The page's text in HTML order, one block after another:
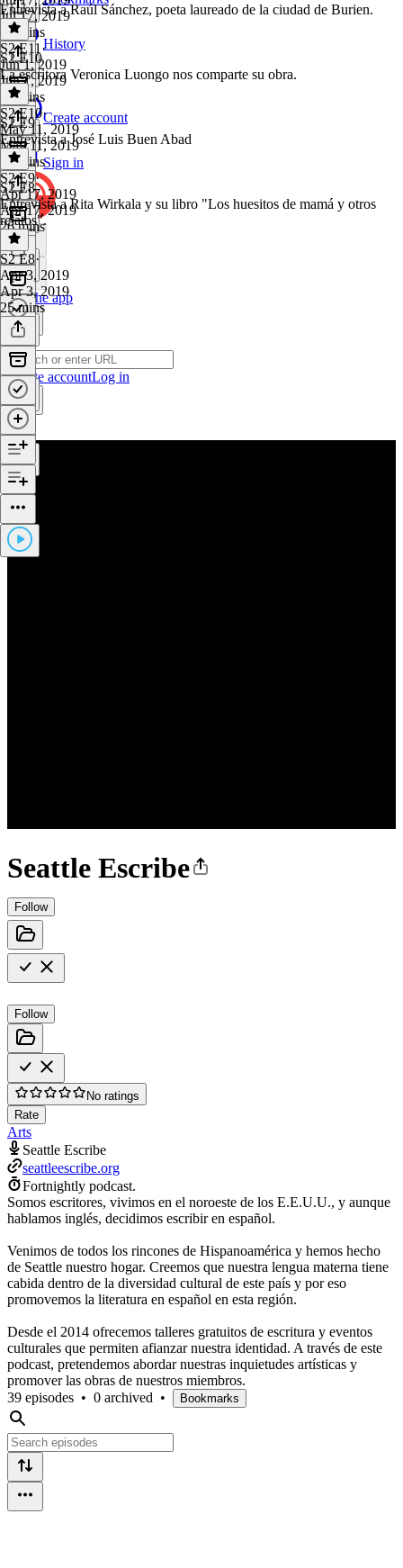
History
Create account
Sign in
Get the app
Create accountLog in
Seattle Escribe
Follow
Follow
No ratings
Rate
Arts
Seattle Escribe
seattleescribe.org
Fortnightly podcast.
Somos escritores, vivimos en el noroeste de los E.E.U.U., y aunque
hablamos inglés, decidimos escribir en español.
Venimos de todos los rincones de Hispanoamérica y hemos hecho
de Seattle nuestro hogar. Creemos que nuestra lengua materna tiene
cabida dentro de la diversidad cultural de este país y por eso
promovemos la literatura en español en esta región.
Desde el 2014 ofrecemos talleres gratuitos de escritura y eventos
culturales que permiten afianzar nuestra identidad. A través de este
podcast, pretendemos abordar nuestras inquietudes artísticas y
promover las obras de nuestros miembros.
39 episodes • 0 archived • Bookmarks
Jul 17, 2019
27 mins
Entrevista a Raúl Sánchez, poeta laureado de la ciudad de Burien.
S2 E11 ·
Jun 1, 2019
Jun 1, 2019
25 mins
S2 E10
La escritora Veronica Luongo nos comparte su obra.
S2 E10·
May 11, 2019
May 11, 2019
24 mins
S2 E9
Entrevista a José Luis Buen Abad
S2 E9·
Apr 17, 2019
Apr 17, 2019
26 mins
S2 E8
Entrevista a Rita Wirkala y su libro "Los huesitos de mamá y otros
relatos".
S2 E8·
Apr 3, 2019
Apr 3, 2019
25 mins